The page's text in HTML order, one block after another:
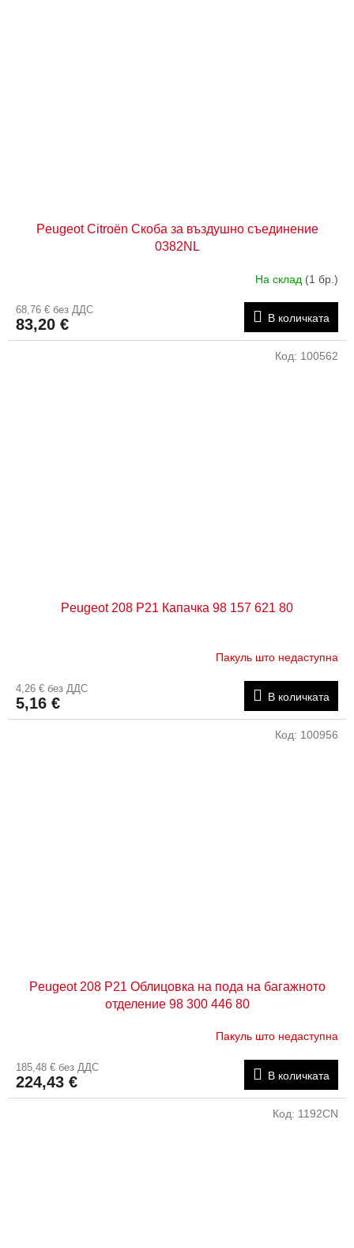
Peugeot Citroën Скоба за въздушно съединение
0382NL
На склад (1 бр.)
68,76 € без ДДС
83,20 € В количката
Peugeot 208 P21 Капачка 98 157 621 80
Пакуль што недаступна
4,26 € без ДДС
5,16 € В количката
Код: 100562
Peugeot 208 P21 Облицовка на пода на багажното
отделение 98 300 446 80
Пакуль што недаступна
185,48 € без ДДС
224,43 € В количката
Код: 100956
Код: 1192CN